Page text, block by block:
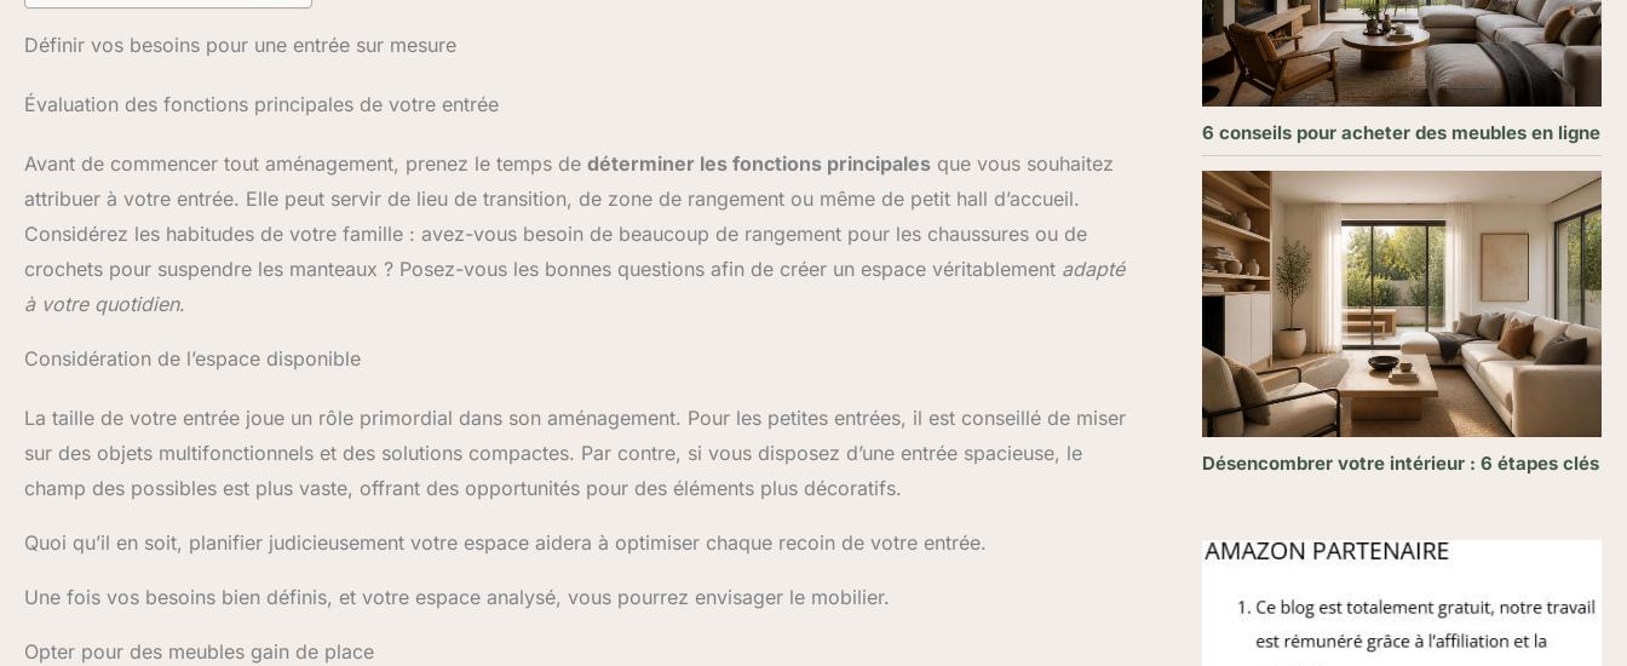
Définir vos besoins pour une entrée sur mesure
Évaluation des fonctions principales de votre entrée
Avant de commencer tout aménagement, prenez le temps de déterminer les fonctions principales que vous souhaitez
attribuer à votre entrée. Elle peut servir de lieu de transition, de zone de rangement ou même de petit hall d’accueil.
Considérez les habitudes de votre famille : avez-vous besoin de beaucoup de rangement pour les chaussures ou de
crochets pour suspendre les manteaux ? Posez-vous les bonnes questions afin de créer un espace véritablement adapté
à votre quotidien.
Considération de l’espace disponible
La taille de votre entrée joue un rôle primordial dans son aménagement. Pour les petites entrées, il est conseillé de miser
sur des objets multifonctionnels et des solutions compactes. Par contre, si vous disposez d’une entrée spacieuse, le
champ des possibles est plus vaste, offrant des opportunités pour des éléments plus décoratifs.
Quoi qu’il en soit, planifier judicieusement votre espace aidera à optimiser chaque recoin de votre entrée.
Une fois vos besoins bien définis, et votre espace analysé, vous pourrez envisager le mobilier.
Opter pour des meubles gain de place
6 conseils pour acheter des meubles en ligne
Désencombrer votre intérieur : 6 étapes clés